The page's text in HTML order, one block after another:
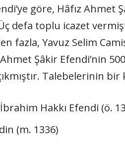
göre, Hâfız Ahmet
defa toplu icazet
fazla, Yavuz Selim
Şâkir Efendi’nin
Talebelerinin bir
Hakkı Efendi (ö.
(m. 1336)